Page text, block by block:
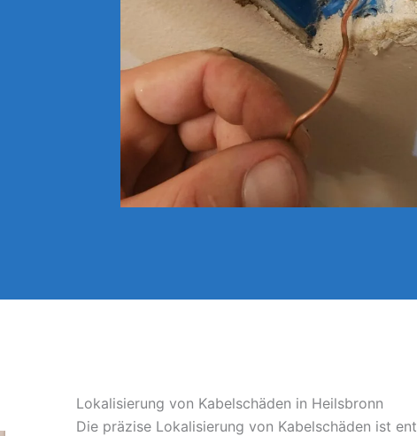
Lokalisierung von Kabelschäden in Heilsbronn
Die präzise Lokalisierung von Kabelschäden ist